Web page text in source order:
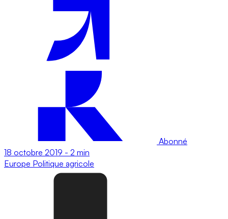
Abonné
18 octobre 2019 - 2 min
Europe Politique agricole